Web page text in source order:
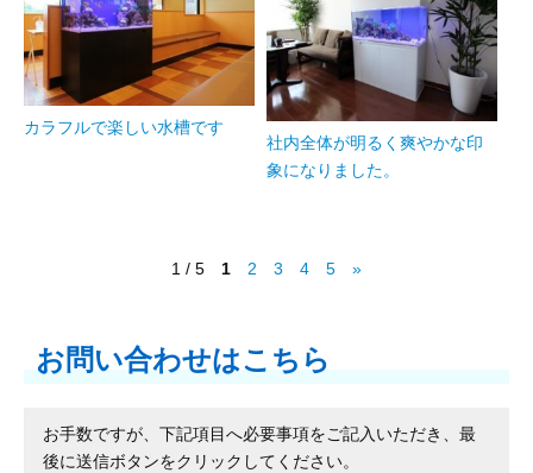
カラフルで楽しい水槽です
社内全体が明るく爽やかな印
象になりました。
1 / 5 1 2 3 4 5 »
お問い合わせはこちら
お手数ですが、下記項目へ必要事項をご記入いただき、最
後に送信ボタンをクリックしてください。